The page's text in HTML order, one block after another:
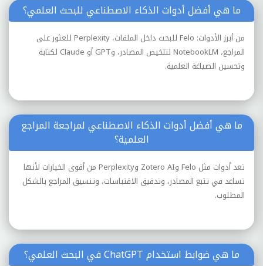
ما هي أفضل أدوات الذكاء الاصطناعي للبحث العلمي؟
من أبرز الأدوات: Felo للبحث داخل الملفات، Perplexity للعثور على
المراجع، NotebookLM لتلخيص المصادر، وGPT أو Claude لكتابة
وتحسين الصياغة العلمية.
ما هي أفضل أدوات الذكاء الاصطناعي لمراجعة المراجع
العلمية؟
تعد أدوات مثل Felo وZotero AI وPerplexity من أقوى الخيارات لأنها
تساعد في تتبع المصادر، وتدقيق الاقتباسات، وتنسيق المراجع بالشكل
المطلوب.
ما هي ضوابط استخدام ChatGPT في البحث العلمي؟